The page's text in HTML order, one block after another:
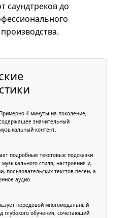
саундтреков до
Примерно 4 минуты на поколение,
значительный
контент.
подробные текстовые подсказки
стиля, настроения и,
пользовательских текстов песен, а
аудио.
передовой многомодальный
глубокого обучения, сочетающий